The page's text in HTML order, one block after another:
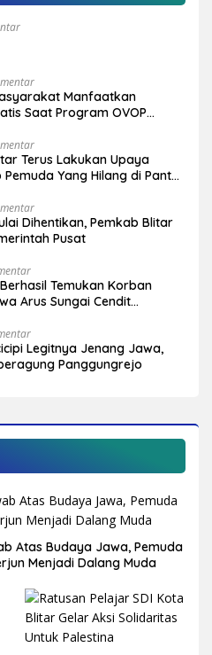
Manfaatkan
Saat Program OVOP
Terus Lakukan Upaya
Yang Hilang di Pantai
Dihentikan, Pemkab Blitar
Pusat
Temukan Korban
Arus Sungai Cendit
Legitnya Jenang Jawa,
Panggungrejo
Atas Budaya Jawa, Pemuda
Menjadi Dalang Muda